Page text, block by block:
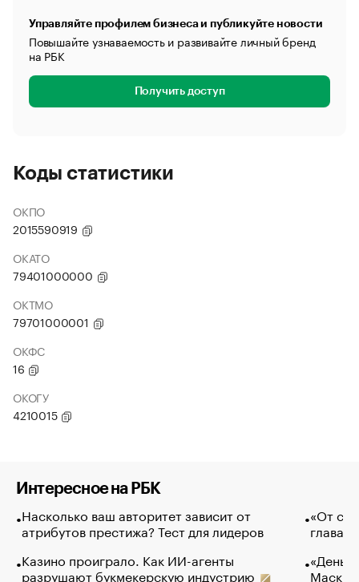
Управляйте профилем бизнеса и публикуйте новости
Повышайте узнаваемость и развивайте личный бренд
на РБК
Получить доступ
Коды статистики
ОКПО
2015590919
ОКАТО
79401000000
ОКТМО
79701000001
ОКФС
16
ОКОГУ
4210015
Интересное на РБК
Насколько ваш авторитет зависит от
атрибутов престижа? Тест для лидеров
Казино проиграло. Как ИИ-агенты
разрушают букмекерскую индустрию
«От
глава
Маск в